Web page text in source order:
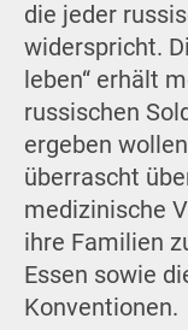
die jeder
widerspricht.
leben“ erhält
russischen
ergeben
überrascht
medizinische
ihre Familien
Essen sowie
Konventionen.